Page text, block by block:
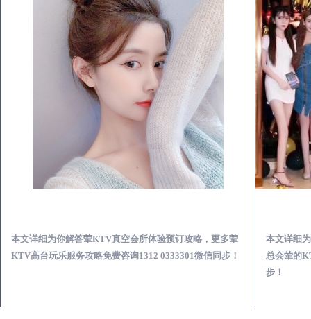
本文详细为你解答荤KTV真空会所体验预订攻略，更多荤
KTV高台玩乐服务攻略免费咨询1312 0333301微信同步！
本文详细
总会荤的
步！